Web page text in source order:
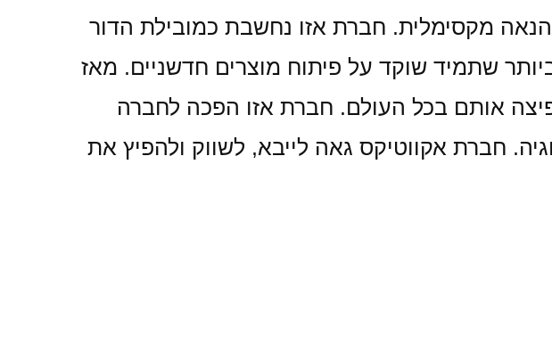
הנאה מקסימלית. חברת אזו נחשבת כמובילת הדור
שתמיד שוקד על פיתוח מוצרים חדשניים. מאז
אותם בכל העולם. חברת אזו הפכה לחברה
חברת אקווטיקס גאה לייבא, לשווק ולהפיץ את